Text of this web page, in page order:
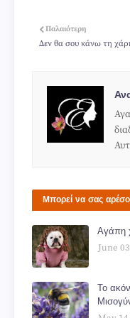
Παλαιότερη
Δεν θα σου κάνω τη
Μπορεί να σας
Αγάπη
June
Το